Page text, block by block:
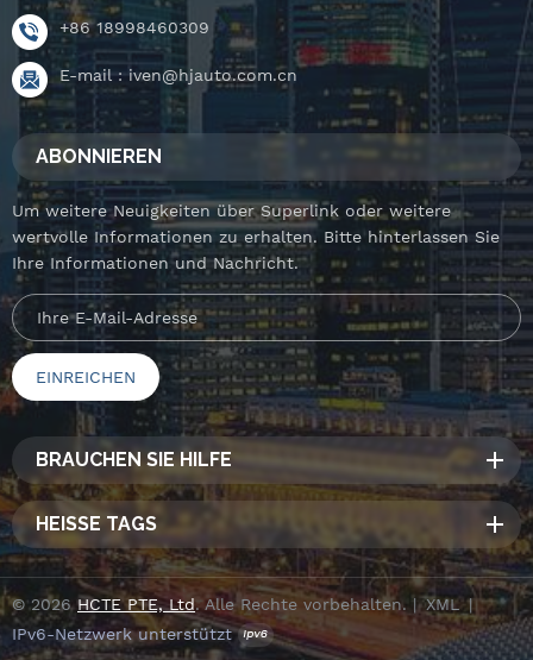
+86 18998460309
E-mail :iven@hjauto.com.cn
ABONNIEREN
Um weitere Neuigkeiten über Superlink oder weitere
wertvolle Informationen zu erhalten. Bitte hinterlassen Sie
Ihre Informationen und Nachricht.
BRAUCHEN SIE HILFE
HEISSE TAGS
© 2026HCTE PTE, Ltd. Alle Rechte vorbehalten. | XML |
IPv6-Netzwerk unterstützt